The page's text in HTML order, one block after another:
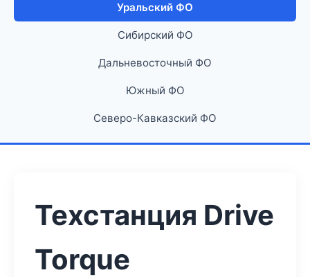
Уральский ФО
Сибирский ФО
Дальневосточный ФО
Южный ФО
Северо-Кавказский ФО
Техстанция Drive
Torque